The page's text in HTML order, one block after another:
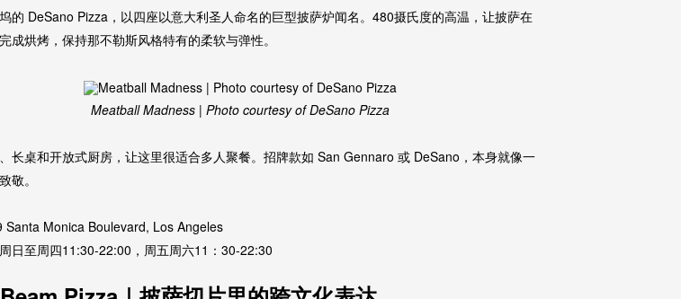
的 DeSano Pizza，以四座以意大利圣人命名的巨型披萨炉闻名。480摄氏度的高温，让披萨在
成烘烤，保持那不勒斯风格特有的柔软与弹性。
Meatball Madness | Photo courtesy of DeSano Pizza
长桌和开放式厨房，让这里很适合多人聚餐。招牌款如 San Gennaro 或 DeSano，本身就像一
敬。
Santa Monica Boulevard, Los Angeles
日至周四11:30-22:00，周五周六11：30-22:30